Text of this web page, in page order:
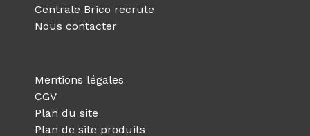
Centrale Brico recrute
Nous contacter
Mentions légales
CGV
Plan du site
Plan de site produits